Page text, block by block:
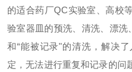
的适合药厂QC实验室、高校
验室器皿的预洗、清洗、漂洗
和“能被记录"的清洗，解决
定，无法进行重复和记录的问